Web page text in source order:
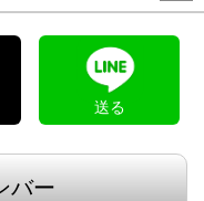
送る
バー